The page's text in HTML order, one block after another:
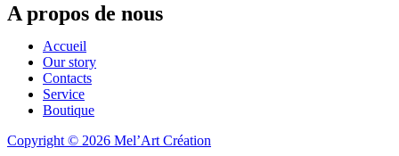
A propos de nous
Accueil
Our story
Contacts
Service
Boutique
Copyright © 2026 Mel’Art Création